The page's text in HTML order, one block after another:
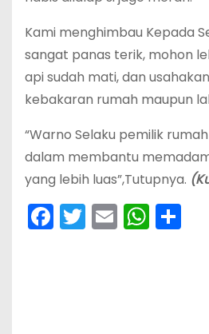
Kami menghimbau Kepada
sangat panas terik, mohon
api sudah mati, dan
kebakaran rumah maupun
“Warno Selaku pemilik
dalam membantu
yang lebih luas”,Tutupnya.
F
a
T
w
E
m
W
h